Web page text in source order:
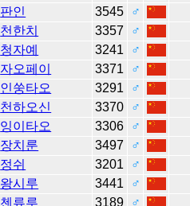
판인 3545
♂
천한치 3357
♂
청자예 3241
♂
자오페이 3371
♂
인쑹타오 3291
♂
천하오신 3370
♂
잉이타오 3306
♂
장치룬 3497
♂
정쉬 3201
♂
왕시루 3441
♂
첸류루 3189
♂